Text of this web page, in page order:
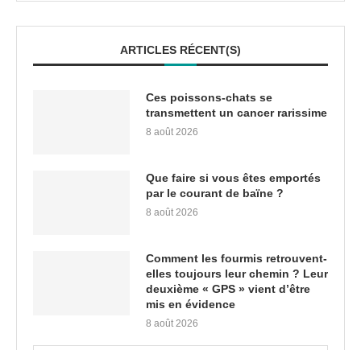
ARTICLES RÉCENT(S)
Ces poissons-chats se
transmettent un cancer rarissime
8 août 2026
Que faire si vous êtes emportés
par le courant de baïne ?
8 août 2026
Comment les fourmis retrouvent-
elles toujours leur chemin ? Leur
deuxième « GPS » vient d’être
mis en évidence
8 août 2026